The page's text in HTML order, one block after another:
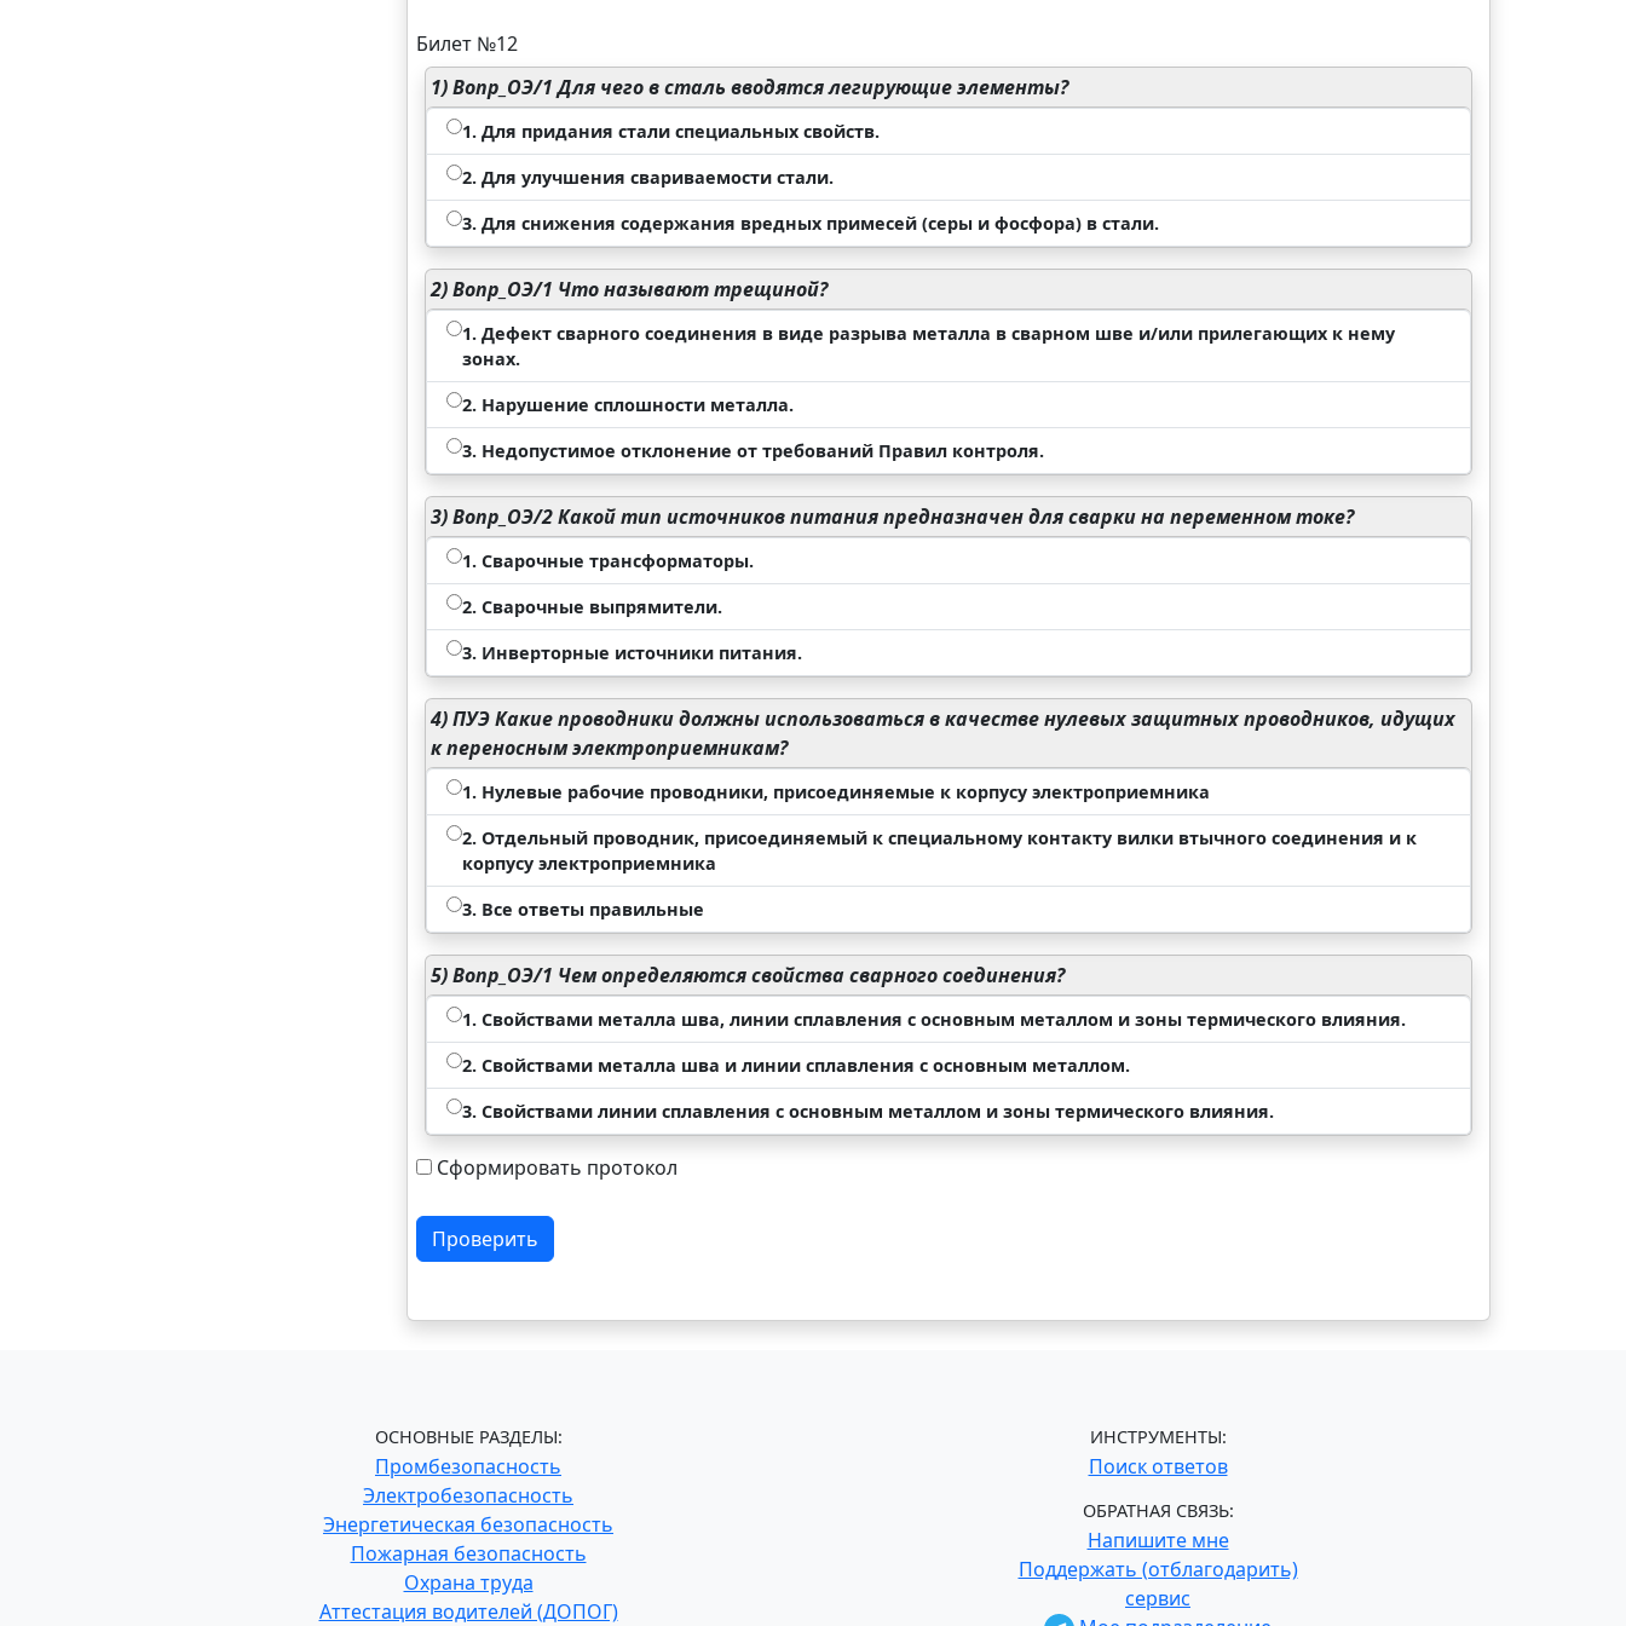
Билет №12
1)Вопр_ОЭ/1 Для чего в сталь вводятся легирующие элементы?
1. Для придания стали специальных свойств.
2. Для улучшения свариваемости стали.
3. Для снижения содержания вредных примесей (серы и фосфора) в стали.
2)Вопр_ОЭ/1 Что называют трещиной?
1. Дефект сварного соединения в виде разрыва металла в сварном шве и/или прилегающих к нему
зонах.
2. Нарушение сплошности металла.
3. Недопустимое отклонение от требований Правил контроля.
3)Вопр_ОЭ/2 Какой тип источников питания предназначен для сварки на переменном токе?
1. Сварочные трансформаторы.
2. Сварочные выпрямители.
3. Инверторные источники питания.
4)ПУЭ Какие проводники должны использоваться в качестве нулевых защитных проводников, идущих
к переносным электроприемникам?
1. Нулевые рабочие проводники, присоединяемые к корпусу электроприемника
2. Отдельный проводник, присоединяемый к специальному контакту вилки втычного соединения и к
корпусу электроприемника
3. Все ответы правильные
5)Вопр_ОЭ/1 Чем определяются свойства сварного соединения?
1. Свойствами металла шва, линии сплавления с основным металлом и зоны термического влияния.
2. Свойствами металла шва и линии сплавления с основным металлом.
3. Свойствами линии сплавления с основным металлом и зоны термического влияния.
Сформировать протокол
Проверить
ОСНОВНЫЕ РАЗДЕЛЫ:
Промбезопасность
Электробезопасность
Энергетическая безопасность
Пожарная безопасность
Охрана труда
Аттестация водителей (ДОПОГ)
ИНСТРУМЕНТЫ:
Поиск ответов
ОБРАТНАЯ СВЯЗЬ:
Напишите мне
Поддержать (отблагодарить)
сервис